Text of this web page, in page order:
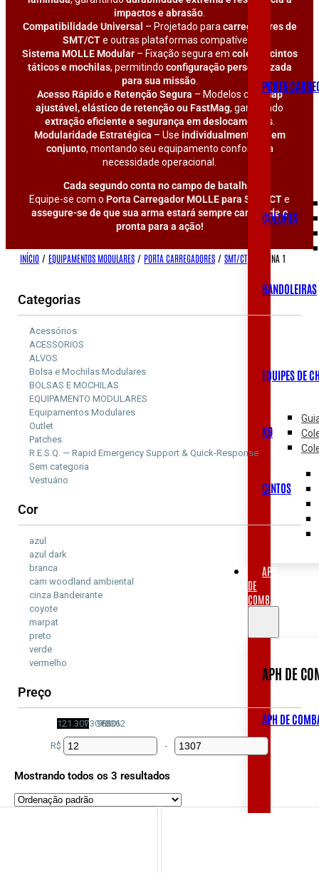
PORTA
COLDRES
BANDOLEIRAS
EQUIPES DE
K9
CINTOS
APH
DE
COMBATE
APH DE
APH DE
impactos e abrasão
Compatibilidade Universal – Projetado para carregadores de
SMT/CTe outras plataformas compatíveis.
Sistema MOLLE Modular– Fixação segura em coletes, cintos
táticos e mochilas, permitindo configuração personalizada
para sua missão.
Acesso Rápido e Retenção Segura – Modelos comflap
ajustável, elástico de retenção ou FastMag, garantindo
extração eficiente e segurança em deslocamentos.
Modularidade Estratégica – Use individualmente ou em
conjunto, montando seu equipamento conforme a
necessidade operacional.
Cada segundo conta no campo de batalha!
Equipe-se com o Porta Carregador MOLLE para SMT/CTe
assegure-se de que sua arma estará sempre carregada e
pronta para a ação!
INÍCIO / EQUIPAMENTOS MODULARES / PORTA CARREGADORES / SMT/CT PÁGINA 1
Categorias
Acessórios
ACESSORIOS
ALVOS
Bolsa e Mochilas Modulares
BOLSAS E MOCHILAS
EQUIPAMENTO MODULARES
Equipamentos Modulares
Outlet
Patches
R.E.S.Q. — Rapid Emergency Support & Quick-Response
Sem categoria
Vestuário
Cor
azul
azul dark
branca
cam woodland ambiental
cinza Bandeirante
coyote
marpat
preto
verde
vermelho
Preço
121.307 12
336
660
983
1.307
R$ Minimum Price
-Maximum Price
Mostrando todos os 3 resultados